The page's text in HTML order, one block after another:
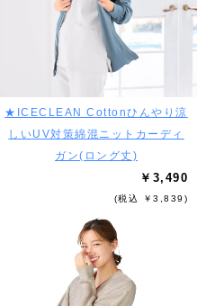
★ICECLEAN Cottonひんやり涼
しいUV対策綿混ニットカーディ
ガン(ロング丈)
￥3,490
(税込 ￥3,839)